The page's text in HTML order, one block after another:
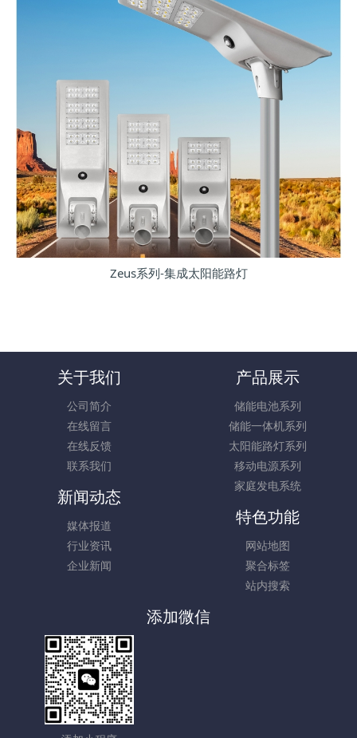
Zeus系列-集成太阳能路灯
关于我们
公司简介
在线留言
在线反馈
联系我们
产品展示
储能电池系列
储能一体机系列
太阳能路灯系列
移动电源系列
家庭发电系统
新闻动态
媒体报道
行业资讯
企业新闻
特色功能
网站地图
聚合标签
站内搜索
添加微信